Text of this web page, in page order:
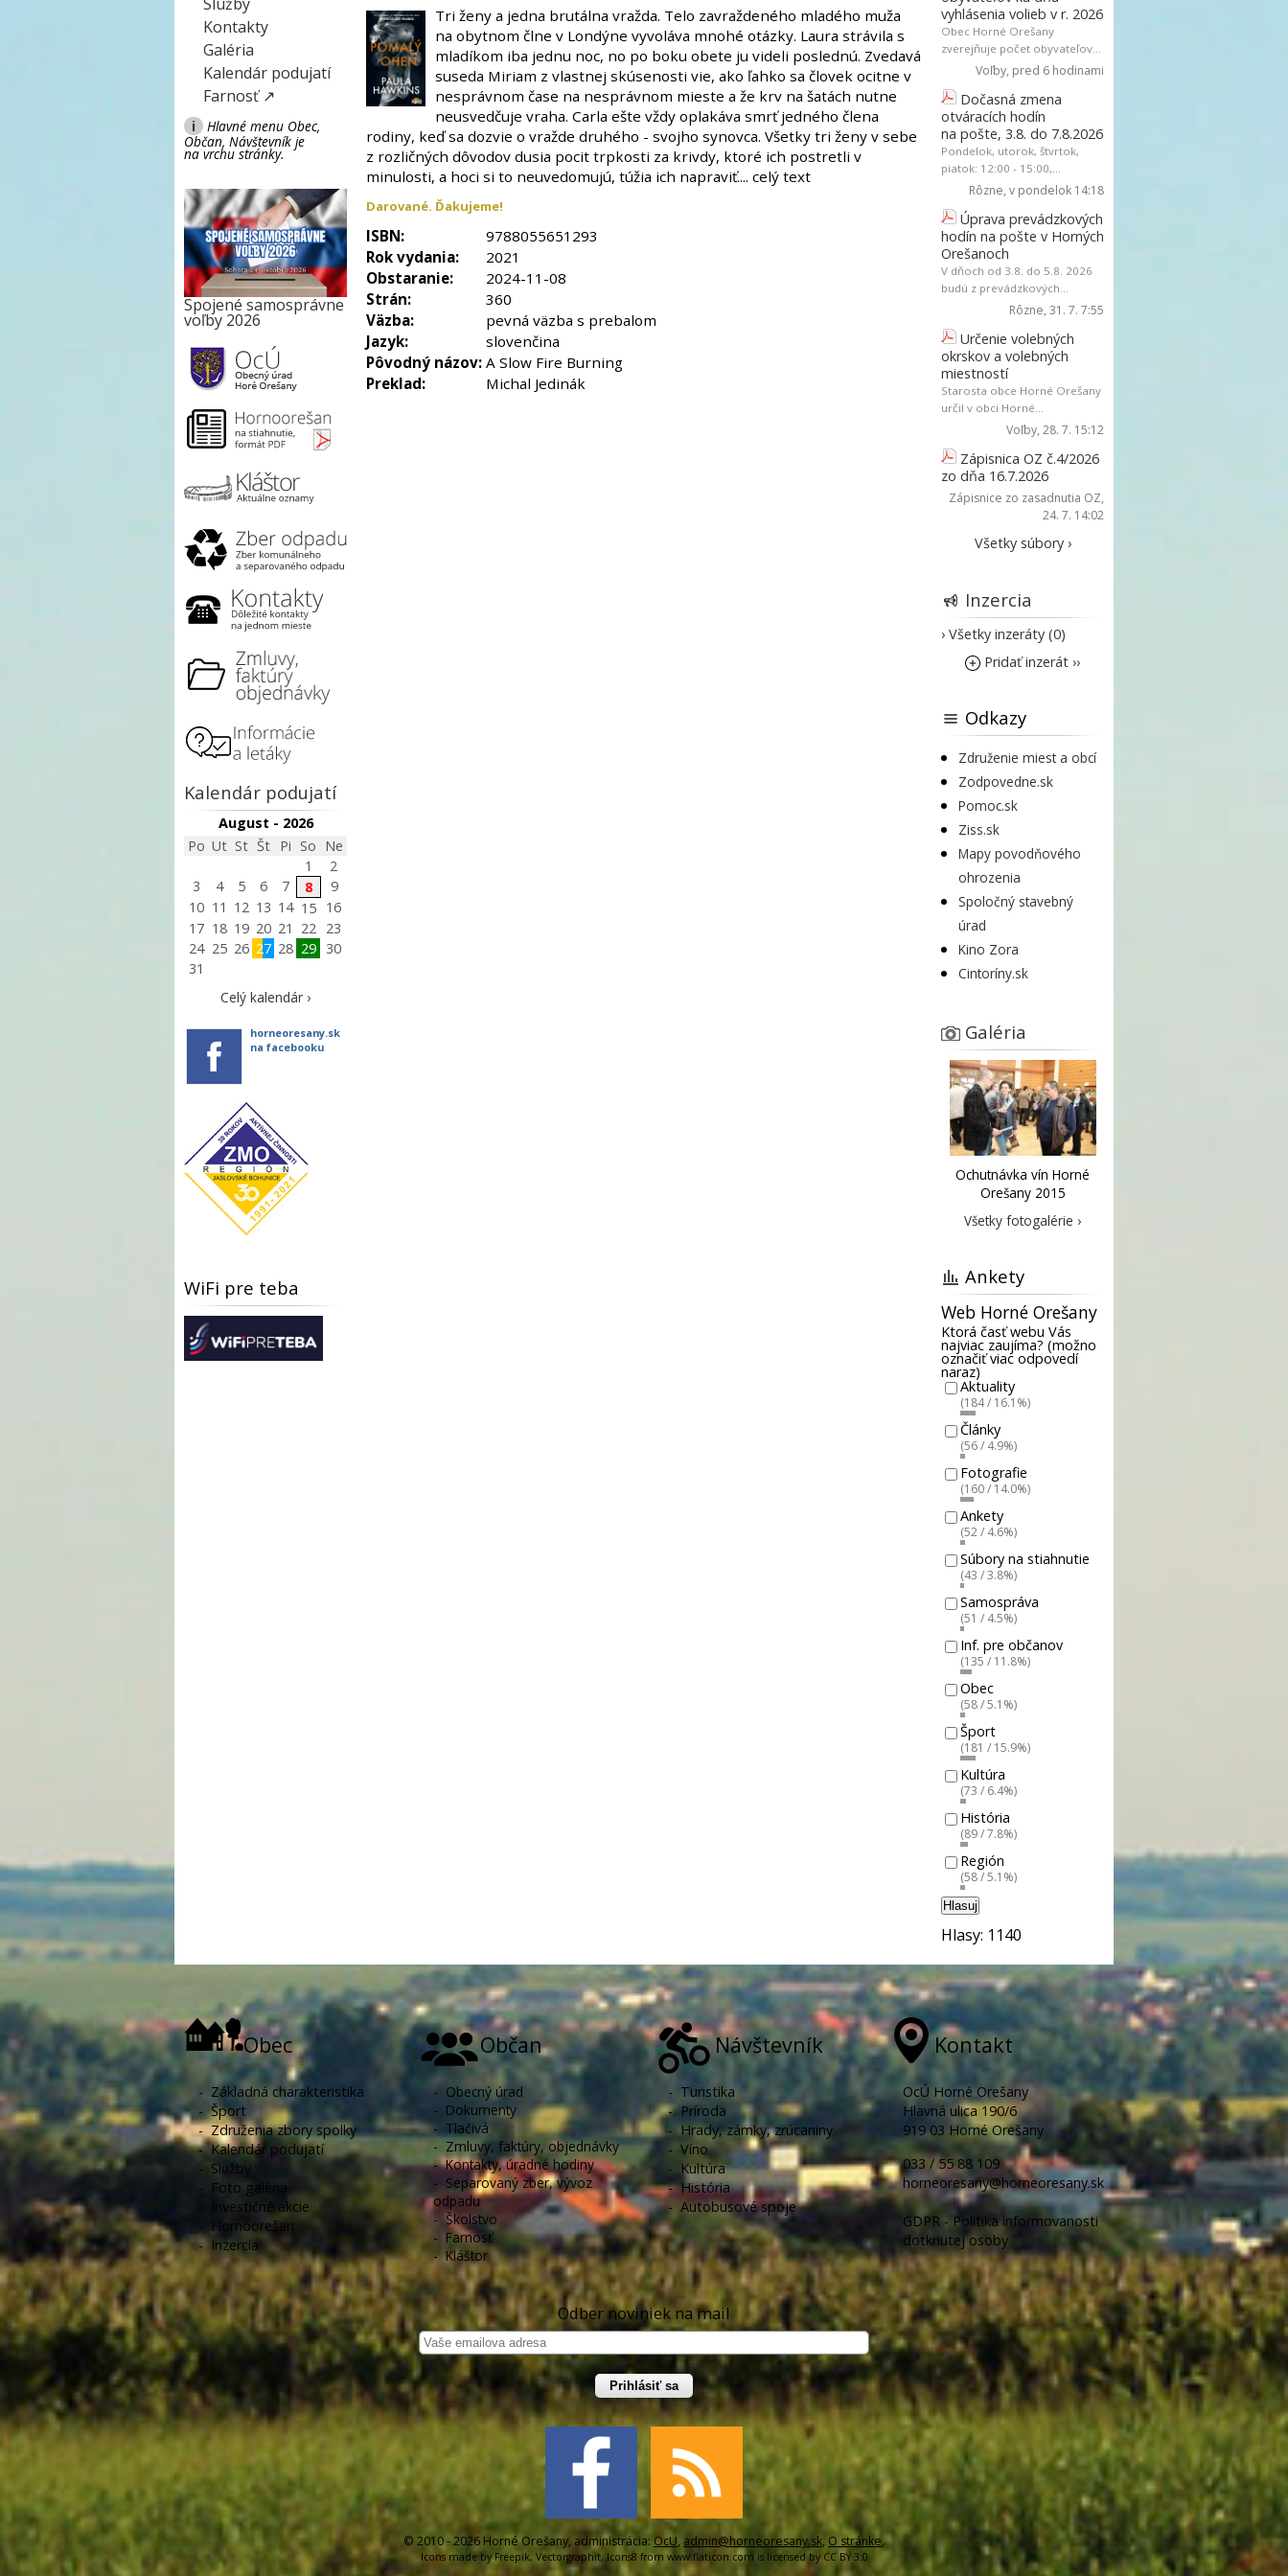
Tri ženy a jedna brutálna vražda. Telo zavraždeného mladého muža
na obytnom člne v Londýne vyvoláva mnohé otázky. Laura strávila s
mladíkom iba jednu noc, no po boku obete ju videli poslednú. Zvedavá
suseda Miriam z vlastnej skúsenosti vie, ako ľahko sa človek ocitne v
nesprávnom čase na nesprávnom mieste a že krv na šatách nutne
neusvedčuje vraha. Carla ešte vždy oplakáva smrť jedného člena
rodiny, keď sa dozvie o vražde druhého - svojho synovca. Všetky tri ženy v sebe
z rozličných dôvodov dusia pocit trpkosti za krivdy, ktoré ich postretli v
minulosti, a hoci si to neuvedomujú, túžia ich napraviť.... celý text
Darované. Ďakujeme!
ISBN:
9788055651293
Rok vydania:
2021
Obstaranie:
2024-11-08
Strán:
360
Väzba:
pevná väzba s prebalom
Jazyk:
slovenčina
Pôvodný názov: A Slow Fire Burning
Preklad:
Michal Jedinák
Kontakty
Galéria
Kalendár podujatí
Farnosť ↗
i
Hlavné menu Obec,
Občan, Návštevník je
na vrchu stránky.
Spojené samosprávne
voľby 2026
Kalendár podujatí
August - 2026
Po Ut St Št Pi So Ne
1
2
3
4 5 6 7 8
9
10 11 12 13 14 15
16
17 18 19 20 21 22
23
24 25 26 27 28 29
30
31
Celý kalendár ›
horneoresany.sk
na facebooku
WiFi pre teba
vyhlásenia volieb v r. 2026
Obec Horné Orešany
zverejňuje počet obyvateľov...
Voľby, pred 6 hodinami
Dočasná zmena
otváracích hodín
na pošte, 3.8. do 7.8.2026
Pondelok, utorok, štvrtok,
piatok: 12:00 - 15:00,...
Rôzne, v pondelok 14:18
Úprava prevádzkových
hodín na pošte v Horných
Orešanoch
V dňoch od 3.8. do 5.8. 2026
budú z prevádzkových...
Rôzne, 31. 7. 7:55
Určenie volebných
okrskov a volebných
miestností
Starosta obce Horné Orešany
určil v obci Horné...
Voľby, 28. 7. 15:12
Zápisnica OZ č.4/2026
zo dňa 16.7.2026
Zápisnice zo zasadnutia OZ,
24. 7. 14:02
Všetky súbory ›
Inzercia
› Všetky inzeráty (0)
Pridať inzerát ››
Odkazy
Združenie miest a obcí
Zodpovedne.sk
Pomoc.sk
Ziss.sk
Mapy povodňového
ohrozenia
Spoločný stavebný
úrad
Kino Zora
Cintoríny.sk
Galéria
Ochutnávka vín Horné
Orešany 2015
Všetky fotogalérie ›
Ankety
Web Horné Orešany
Ktorá časť webu Vás
najviac zaujíma? (možno
označiť viac odpovedí
naraz)
Aktuality
(184 / 16.1%)
Články
(56 / 4.9%)
Fotografie
(160 / 14.0%)
Ankety
(52 / 4.6%)
Súbory na stiahnutie
(43 / 3.8%)
Samospráva
(51 / 4.5%)
Inf. pre občanov
(135 / 11.8%)
Obec
(58 / 5.1%)
Šport
(181 / 15.9%)
Kultúra
(73 / 6.4%)
História
(89 / 7.8%)
Región
(58 / 5.1%)
Hlasuj
Hlasy: 1140
Obec
- Základná charakteristika
-Šport
-Združenia zbory spolky
-Kalendár podujatí
- Služby
- Foto galéria
Investičné akcie
-
Hornoorešan
- Inzercia
Občan
- Obecný úrad
- Dokumenty
- Tlačivá
- Zmluvy, faktúry, objednávky
-Kontakty, úradné hodiny
- Separovaný zber, vývoz
odpadu
-Školstvo
- Farnosť
-Kláštor
Návštevník
- Turistika
-Príroda
-Hrady, zámky, zrúcaniny
- Víno
- Kultúra
-História
- Autobusové spoje
Kontakt
OcÚ Horné Orešany
Hlavná ulica 190/6
919 03 Horné Orešany
033 / 55 88 109
horneoresany@horneoresany.sk
GDPR - Politika informovanosti
dotknutej osoby
Odber noviniek na mail
Prihlásiť sa
© 2010 - 2026 Horné Orešany, administrácia:OcU, admin@horneoresany.sk, O stránke,
Icons made byFreepik, Vectorgraphit,Icons8 from www.flaticon.com is licensed by CC BY 3.0